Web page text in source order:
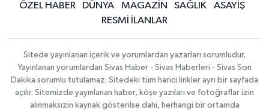
ÖZEL HABER
DÜNYA MAGAZİN SAĞLIK
ASAYİŞ
RESMİ İLANLAR
Sitede yayınlanan içerik ve yorumlardan yazarları sorumludur.
Yayınlanan yorumlardan Sivas Haber - Sivas Haberleri - Sivas Son
Dakika sorumlu tutulamaz. Sitedeki tüm harici linkler ayrı bir sayfada
açılır. Sitemizde yayınlanan haber, köşe yazıları ve fotoğraflar izin
alınmaksızın kaynak gösterilse dahi, herhangi bir ortamda